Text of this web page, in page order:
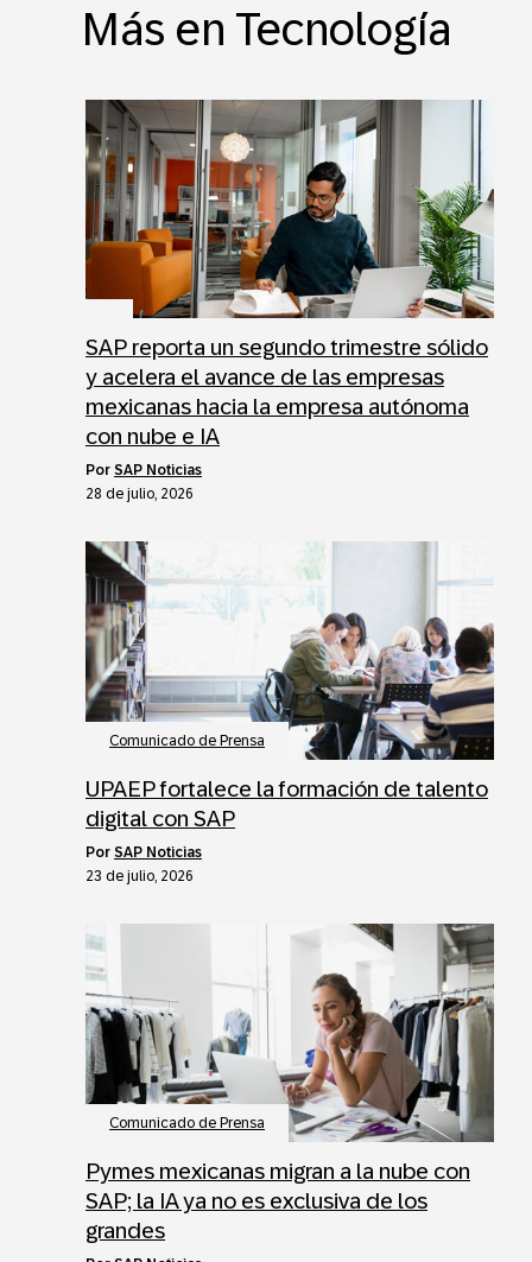
Más en Tecnología
SAP reporta un segundo trimestre sólido
y acelera el avance de las empresas
mexicanas hacia la empresa autónoma
con nube e IA
por SAP Noticias
28 de julio, 2026
Comunicado de Prensa
UPAEP fortalece la formación de talento
digital con SAP
por SAP Noticias
23 de julio, 2026
Comunicado de Prensa
Pymes mexicanas migran a la nube con
SAP; la IA ya no es exclusiva de los
grandes